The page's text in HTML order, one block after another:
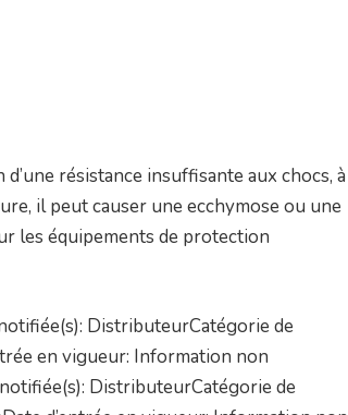
résistance insuffisante aux chocs, à
il peut causer une ecchymose ou une
les équipements de protection
DistributeurCatégorie de
en vigueur: Information non
DistributeurCatégorie de